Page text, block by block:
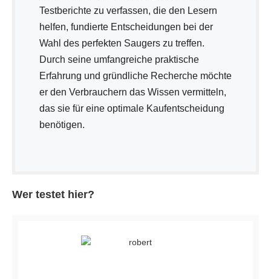
Testberichte zu verfassen, die den Lesern
helfen, fundierte Entscheidungen bei der
Wahl des perfekten Saugers zu treffen.
Durch seine umfangreiche praktische
Erfahrung und gründliche Recherche möchte
er den Verbrauchern das Wissen vermitteln,
das sie für eine optimale Kaufentscheidung
benötigen.
Wer testet hier?